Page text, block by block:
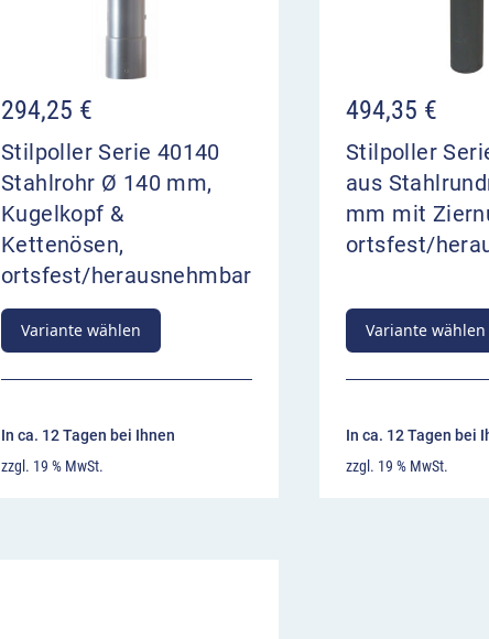
294,25 €
Stilpoller Serie 40140
Stahlrohr Ø 140 mm,
Kugelkopf &
Kettenösen,
ortsfest/herausnehmbar
Variante wählen
In ca. 12 Tagen bei Ihnen
zzgl. 19 % MwSt.
494,35 €
Stilpoller
aus
mm mit
ortsfest/
Variante wählen
In ca. 12 Tagen bei
zzgl. 19 % MwSt.